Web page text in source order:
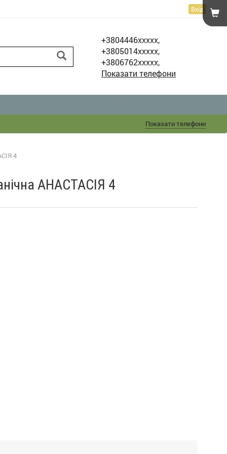
Вхід
+3804446xxxxx,
+3805014xxxxx,
+3806762xxxxx,
Показати телефони
Показати телефони
4
АНАСТАСІЯ 4